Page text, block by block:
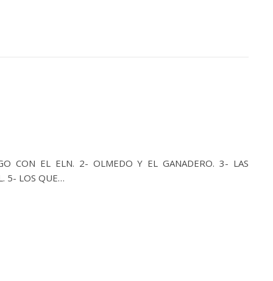
CON EL ELN. 2- OLMEDO Y EL GANADERO. 3- LAS
5- LOS QUE…